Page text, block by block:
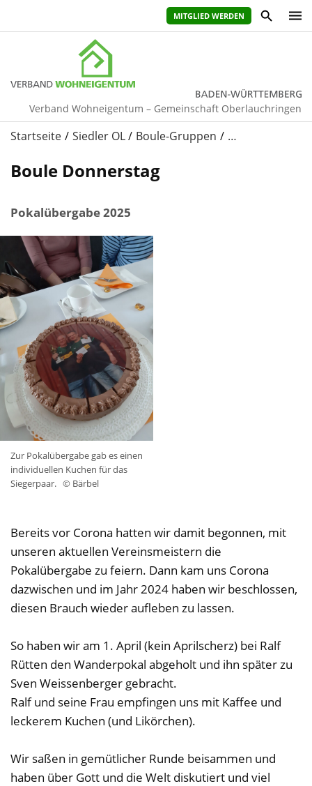
MITGLIED WERDEN
Verband Wohneigentum – Gemeinschaft Oberlauchringen
Startseite Siedler OL Boule-Gruppen …
Boule Donnerstag
Pokalübergabe 2025
Zur Pokalübergabe gab es einen
individuellen Kuchen für das
Siegerpaar. © Bärbel
Bereits vor Corona hatten wir damit begonnen, mit
unseren aktuellen Vereinsmeistern die
Pokalübergabe zu feiern. Dann kam uns Corona
dazwischen und im Jahr 2024 haben wir beschlossen,
diesen Brauch wieder aufleben zu lassen.
So haben wir am 1. April (kein Aprilscherz) bei Ralf
Rütten den Wanderpokal abgeholt und ihn später zu
Sven Weissenberger gebracht.
Ralf und seine Frau empfingen uns mit Kaffee und
leckerem Kuchen (und Likörchen).
Wir saßen in gemütlicher Runde beisammen und
haben über Gott und die Welt diskutiert und viel